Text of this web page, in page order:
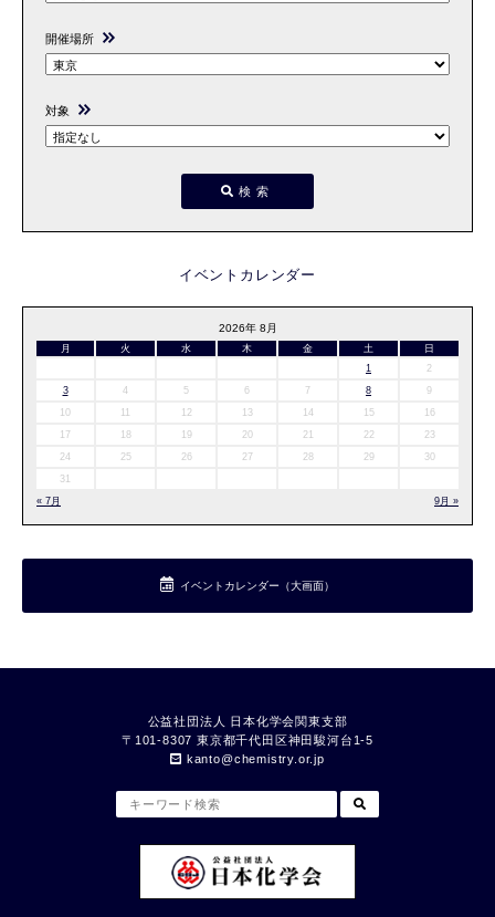
開催場所
対象
検索
イベントカレンダー
2026年 8月
月 火 水 木 金 土
日
1
2
3
4 5 6 7 8
9
10
11 12 13 14 15
16
17
18 19 20 21 22
23
24
25 26 27 28 29
30
31
« 7月
9月 »
イベントカレンダー（大画面）
公益社団法人 日本化学会関東支部
〒101-8307 東京都千代⽥区神⽥駿河台1-5
kanto
chemistry.or.jp